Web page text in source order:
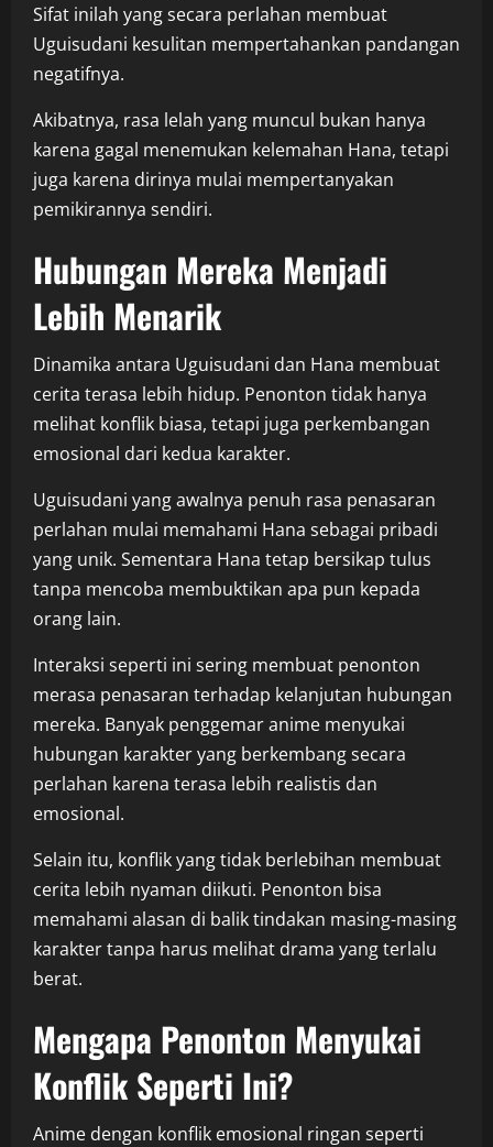
Sifat inilah yang secara perlahan membuat
Uguisudani kesulitan mempertahankan pandangan
negatifnya.
Akibatnya, rasa lelah yang muncul bukan hanya
karena gagal menemukan kelemahan Hana, tetapi
juga karena dirinya mulai mempertanyakan
pemikirannya sendiri.
Hubungan Mereka Menjadi
Lebih Menarik
Dinamika antara Uguisudani dan Hana membuat
cerita terasa lebih hidup. Penonton tidak hanya
melihat konflik biasa, tetapi juga perkembangan
emosional dari kedua karakter.
Uguisudani yang awalnya penuh rasa penasaran
perlahan mulai memahami Hana sebagai pribadi
yang unik. Sementara Hana tetap bersikap tulus
tanpa mencoba membuktikan apa pun kepada
orang lain.
Interaksi seperti ini sering membuat penonton
merasa penasaran terhadap kelanjutan hubungan
mereka. Banyak penggemar anime menyukai
hubungan karakter yang berkembang secara
perlahan karena terasa lebih realistis dan
emosional.
Selain itu, konflik yang tidak berlebihan membuat
cerita lebih nyaman diikuti. Penonton bisa
memahami alasan di balik tindakan masing-masing
karakter tanpa harus melihat drama yang terlalu
berat.
Mengapa Penonton Menyukai
Konflik Seperti Ini?
Anime dengan konflik emosional ringan seperti